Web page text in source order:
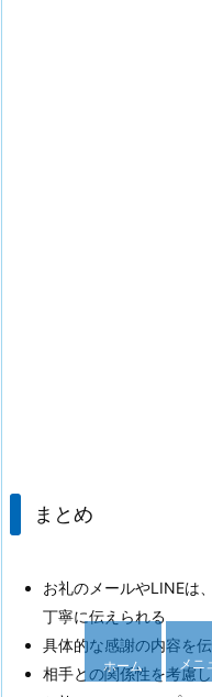
まとめ
お礼のメールやLINEは
丁寧に伝えられる
具体的な感謝の内容を
相手との関係性を考慮
ホーム メニ